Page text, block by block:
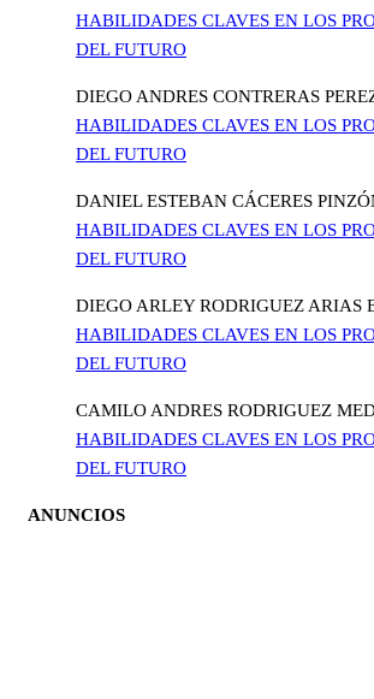
HABILIDADES CLAVES EN LOS
DEL FUTURO
DIEGO ANDRES CONTRERAS
HABILIDADES CLAVES EN LOS
DEL FUTURO
DANIEL ESTEBAN CÁCERES
HABILIDADES CLAVES EN LOS
DEL FUTURO
DIEGO ARLEY RODRIGUEZ ARIAS
HABILIDADES CLAVES EN LOS
DEL FUTURO
CAMILO ANDRES RODRIGUEZ
HABILIDADES CLAVES EN LOS
DEL FUTURO
ANUNCIOS